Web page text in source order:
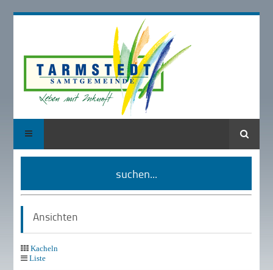
Suche
suchen...
Ansichten
Kacheln
Liste